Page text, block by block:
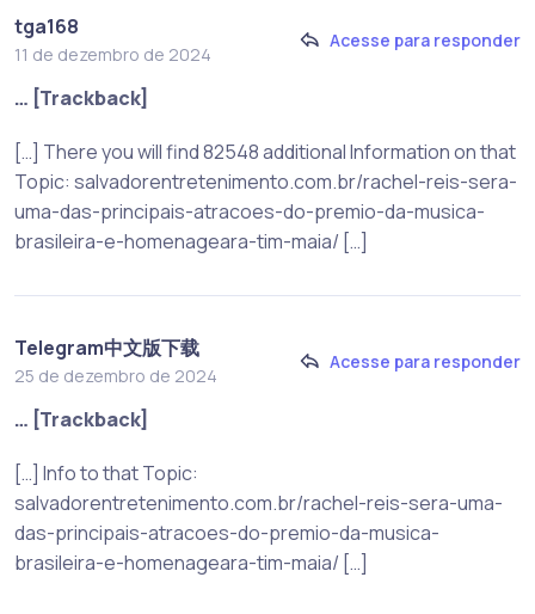
tga168
11 de dezembro de 2024
Acesse para responder
… [Trackback]
[…] There you will find 82548 additional Information on that
Topic: salvadorentretenimento.com.br/rachel-reis-sera-
uma-das-principais-atracoes-do-premio-da-musica-
brasileira-e-homenageara-tim-maia/ […]
Telegram中文版下载
25 de dezembro de 2024
Acesse para responder
… [Trackback]
[…] Info to that Topic:
salvadorentretenimento.com.br/rachel-reis-sera-uma-
das-principais-atracoes-do-premio-da-musica-
brasileira-e-homenageara-tim-maia/ […]